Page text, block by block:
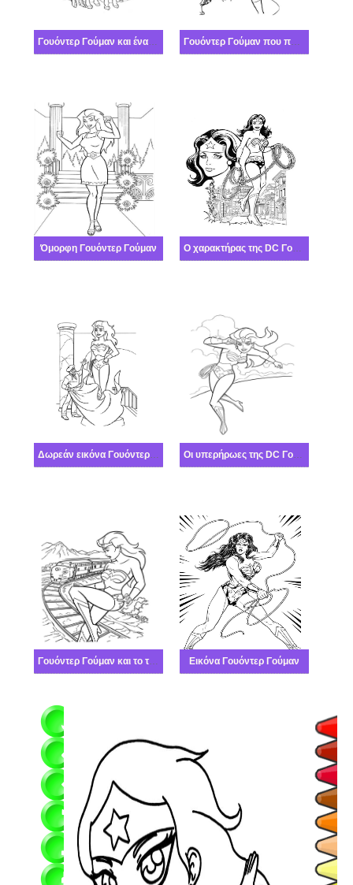
Γουόντερ Γούμαν και ένα ελάφι Γουόντερ Γούμαν που παλεύει
Όμορφη Γουόντερ Γούμαν Ο χαρακτήρας της DC Γουόντερ Γούμαν
Δωρεάν εικόνα Γουόντερ Γούμαν Οι υπερήρωες της DC Γουόντερ Γούμαν
Γουόντερ Γούμαν και το τρένο Εικόνα Γουόντερ Γούμαν